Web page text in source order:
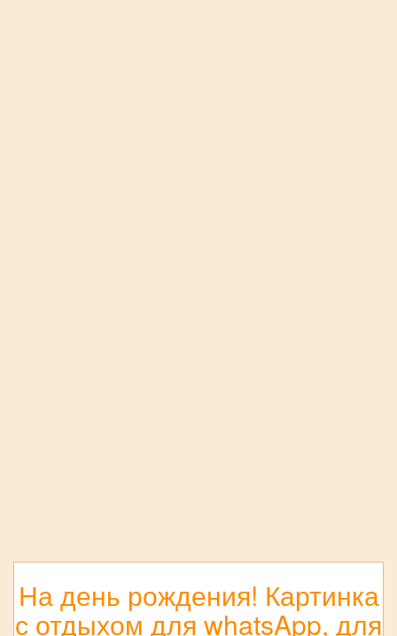
На день рождения! Картинка
с отдыхом для whatsApp, для